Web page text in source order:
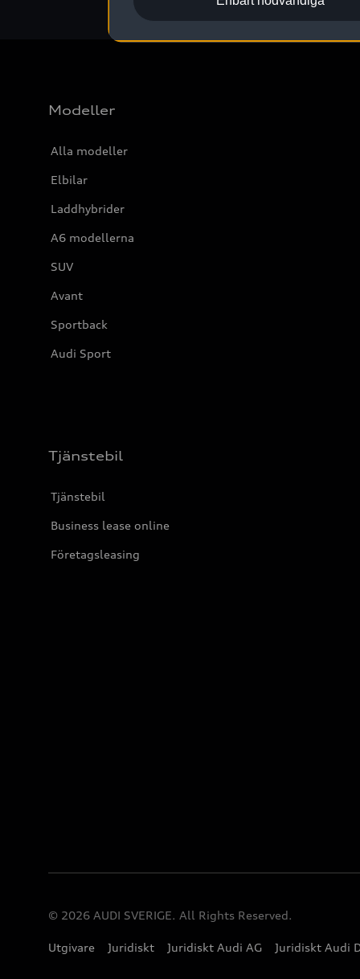
Modeller
Alla modeller
Elbilar
Laddhybrider
A6 modellerna
SUV
Avant
Sportback
Audi Sport
Tjänstebil
Tjänstebil
Business lease online
Företagsleasing
© 2026 AUDI SVERIGE. All Rights Reserved.
Utgivare Juridiskt Juridiskt Audi AG Juridiskt Audi